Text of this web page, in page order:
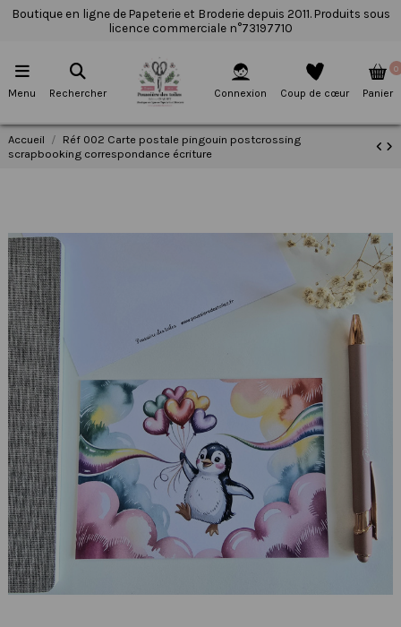
Boutique en ligne de Papeterie et Broderie depuis 2011. Produits sous
licence commerciale n°73197710
Menu Rechercher Connexion Coup de cœur
0
Panier
Accueil
Réf 002 Carte postale pingouin postcrossing
scrapbooking correspondance écriture